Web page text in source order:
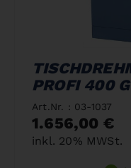
PROFI 400
Art.Nr. : 03-1037
1.656,00 €
inkl. 20% MWSt.